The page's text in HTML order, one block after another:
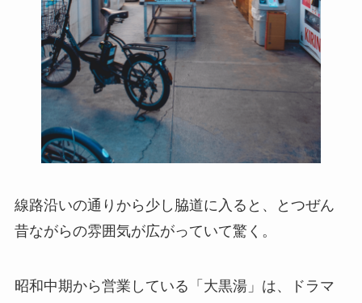
線路沿いの通りから少し脇道に入ると、とつぜん
昔ながらの雰囲気が広がっていて驚く。
昭和中期から営業している「大黒湯」は、ドラマ